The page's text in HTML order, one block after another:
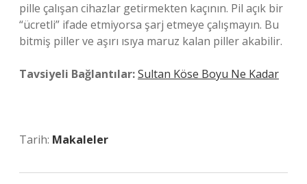
pille çalışan cihazlar getirmekten kaçının. Pil açık bir
“ücretli” ifade etmiyorsa şarj etmeye çalışmayın. Bu
bitmiş piller ve aşırı ısıya maruz kalan piller akabilir.
Tavsiyeli Bağlantılar:Sultan Köse Boyu Ne Kadar
Tarih: Makaleler